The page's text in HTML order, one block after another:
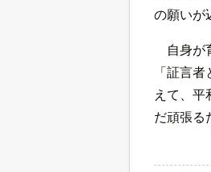
の願いが
自身が
「証言
えて、
だ頑張る